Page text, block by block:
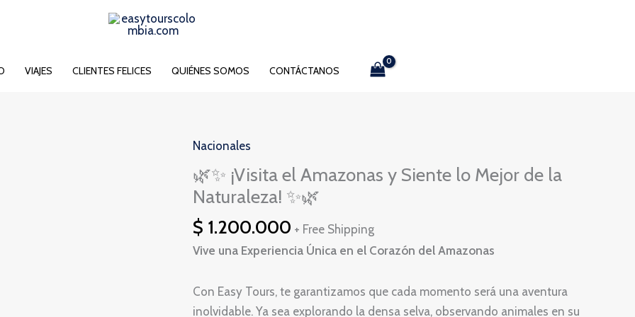
VIAJES CLIENTES FELICES QUIÉNES SOMOS CONTÁCTANOS
Nacionales
🌿✨ ¡Visita el Amazonas y Siente lo Mejor de la
Naturaleza! ✨🌿
$ 1.200.000 + Free Shipping
Vive una Experiencia Única en el Corazón del Amazonas
Con Easy Tours, te garantizamos que cada momento será una aventura
inolvidable. Ya sea explorando la densa selva, observando animales en su
🌿
✨
¡Visita
Amazonas
y
lo
Mejor